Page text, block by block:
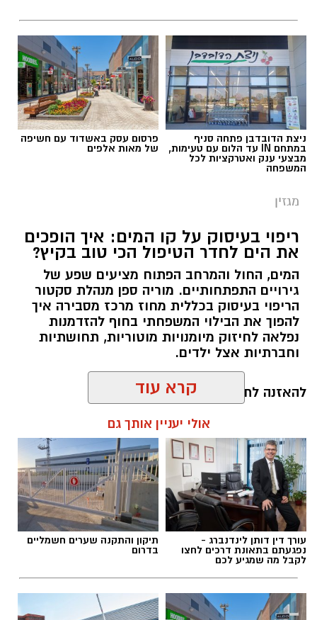
ניצת הדובדבן פתחה סניף
במתחם IN עד הלום עם טעימות,
מבצעי ענק ואטרקציות לכל
המשפחה
פרסום עסק באשדוד עם חשיפה
של מאות אלפים
מגזין
ריפוי בעיסוק על קו המים: איך הופכים
את הים לחדר הטיפול הכי טוב בקיץ?
המים, החול והמרחב הפתוח מציעים שפע של
גירויים התפתחותיים. מוריה ספן מנהלת סקטור
הריפוי בעיסוק בכללית מחוז מרכז מסבירה איך
להפוך את הבילוי המשפחתי בחוף להזדמנות
נפלאה לחיזוק מיומנויות מוטוריות, תחושתיות
וחברתיות אצל ילדים.
להאזנה לתוכן:
אלדה נתנאל / 10:26 26.07.26
תגים:ריפוי בעיסוק על קו המים
קרא עוד
אולי יעניין אותך גם
עורך דין דותן לינדנברג -
נפגעתם בתאונת דרכים לחצו
לקבל מה שמגיע לכם
תיקון והתקנה שערים חשמליים
בדרום